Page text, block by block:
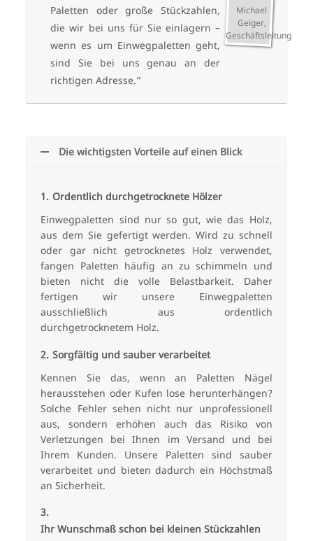
Michael
Geiger,
Geschäftsleitung
Paletten oder große Stückzahlen,
die wir bei uns für Sie einlagern –
wenn es um Einwegpaletten geht,
sind Sie bei uns genau an der
richtigen Adresse.“
Die wichtigsten Vorteile auf einen Blick
Ordentlich durchgetrocknete Hölzer
Einwegpaletten sind nur so gut, wie das Holz,
aus dem Sie gefertigt werden. Wird zu schnell
oder gar nicht getrocknetes Holz verwendet,
fangen Paletten häufig an zu schimmeln und
bieten nicht die volle Belastbarkeit. Daher
fertigen wir unsere Einwegpaletten
ausschließlich aus ordentlich
durchgetrocknetem Holz.
Sorgfältig und sauber verarbeitet
Kennen Sie das, wenn an Paletten Nägel
herausstehen oder Kufen lose herunterhängen?
Solche Fehler sehen nicht nur unprofessionell
aus, sondern erhöhen auch das Risiko von
Verletzungen bei Ihnen im Versand und bei
Ihrem Kunden. Unsere Paletten sind sauber
verarbeitet und bieten dadurch ein Höchstmaß
an Sicherheit.
Ihr Wunschmaß schon bei kleinen Stückzahlen